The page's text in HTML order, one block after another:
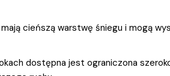
cieńszą warstwę śniegu i mogą
dostępna jest ograniczona